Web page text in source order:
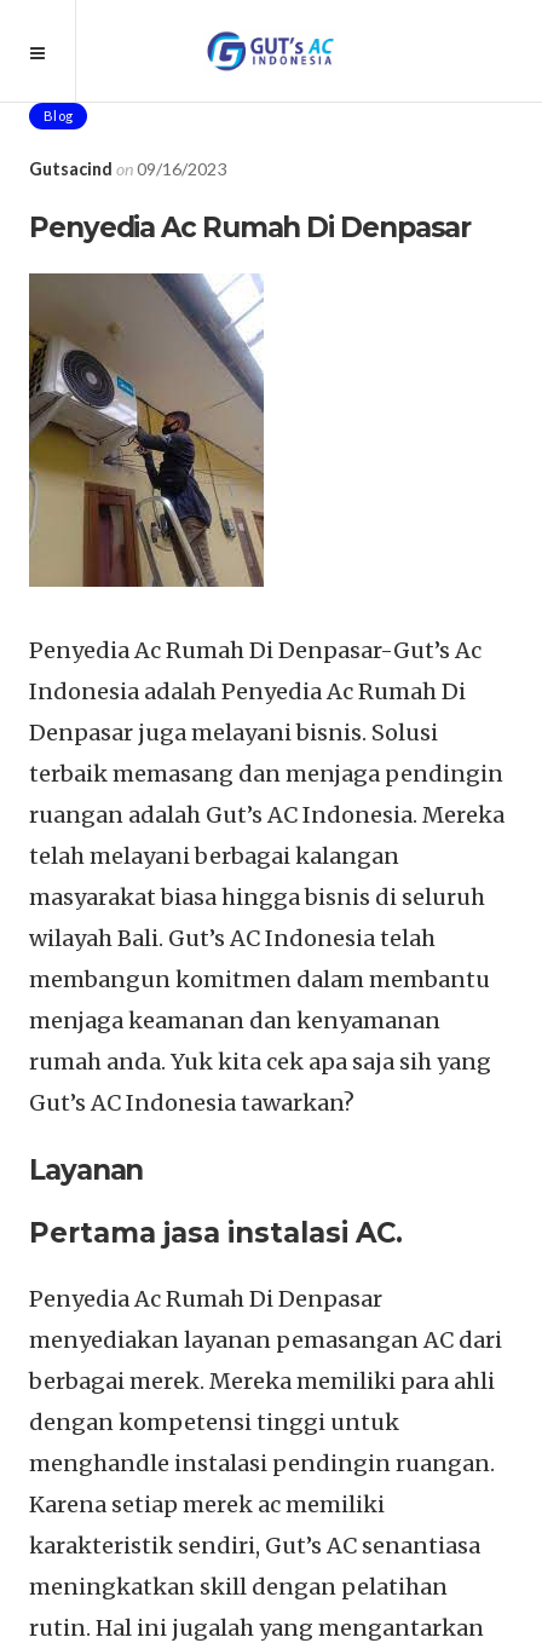
Blog
Gutsacind on09/16/2023
Penyedia Ac Rumah Di Denpasar
Penyedia Ac Rumah Di Denpasar-Gut’s Ac
Indonesia adalah Penyedia Ac Rumah Di
Denpasar juga melayani bisnis. Solusi
terbaik memasang dan menjaga pendingin
ruangan adalah Gut’s AC Indonesia. Mereka
telah melayani berbagai kalangan
masyarakat biasa hingga bisnis di seluruh
wilayah Bali. Gut’s AC Indonesia telah
membangun komitmen dalam membantu
menjaga keamanan dan kenyamanan
rumah anda. Yuk kita cek apa saja sih yang
Gut’s AC Indonesia tawarkan?
Layanan
Pertama jasa instalasi AC.
Penyedia Ac Rumah Di Denpasar
menyediakan layanan pemasangan AC dari
berbagai merek. Mereka memiliki para ahli
dengan kompetensi tinggi untuk
menghandle instalasi pendingin ruangan.
Karena setiap merek ac memiliki
karakteristik sendiri, Gut’s AC senantiasa
meningkatkan skill dengan pelatihan
rutin. Hal ini jugalah yang mengantarkan